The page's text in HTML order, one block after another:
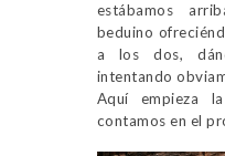
estábamos
beduino
a los dos,
intentando
Aquí empieza
contamos en el